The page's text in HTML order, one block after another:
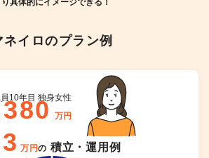
り具体的にイメージできる！
ネイロのプラン例
10年目 独身女性
380 万円
3 万円の 積立・運用例